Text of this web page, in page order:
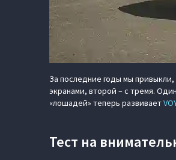
За последние годы мы
экранами, второй – с тремя.
«лошадей» теперь развивает
Тест на